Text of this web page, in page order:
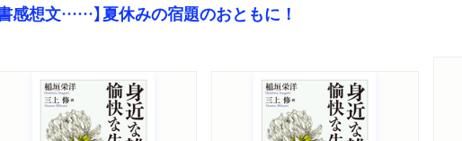
感想文……】夏休みの宿題のおともに！